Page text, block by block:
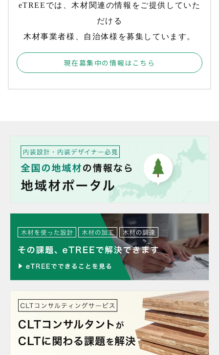
eTREEでは、木材関連の情報をご提供していた
だける
木材事業者様、自治体様を募集しています。
現在募集中の情報はこちら